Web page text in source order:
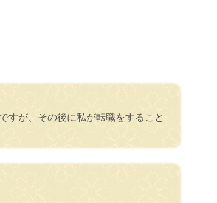
すが、その後に私が転職をすること